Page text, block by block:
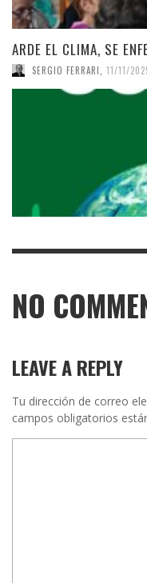
ARDE EL CLIMA, SE
SERGIO FERRARI 11/11/
NO
LEAVE A REPLY
Tu dirección de correo
campos obligatorios